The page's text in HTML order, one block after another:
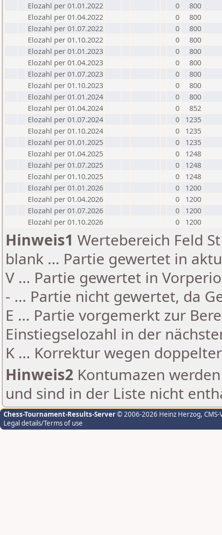
Elozahl per 01.01.2022
0
800
Elozahl per 01.04.2022
0
800
Elozahl per 01.07.2022
0
800
Elozahl per 01.10.2022
0
800
Elozahl per 01.01.2023
0
800
Elozahl per 01.04.2023
0
800
Elozahl per 01.07.2023
0
800
Elozahl per 01.10.2023
0
800
Elozahl per 01.01.2024
0
800
Elozahl per 01.04.2024
0
852
Elozahl per 01.07.2024
0
1235
Elozahl per 01.10.2024
0
1235
Elozahl per 01.01.2025
0
1235
Elozahl per 01.04.2025
0
1248
Elozahl per 01.07.2025
0
1248
Elozahl per 01.10.2025
0
1248
Elozahl per 01.01.2026
0
1200
Elozahl per 01.04.2026
0
1200
Elozahl per 01.07.2026
0
1200
Elozahl per 01.10.2026
0 1200
Hinweis1 Wertebereich Feld
blank ... Partie gewertet in
V ... Partie gewertet in
- ... Partie nicht gewertet, da
E ... Partie vorgemerkt zur
Einstiegselozahl in der
K ... Korrektur wegen
Hinweis2 Kontumazen
und sind in der Liste nicht
Chess-Tournament-Results-Server© 2006-2026 Heinz Herzog,
Legal details/Terms of use